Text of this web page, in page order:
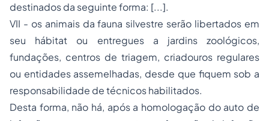
destinados da seguinte forma: [...].
VII - os animais da fauna silvestre serão libertados em
seu hábitat ou entregues a jardins zoológicos,
fundações, centros de triagem, criadouros regulares
ou entidades assemelhadas, desde que fiquem sob a
responsabilidade de técnicos habilitados.
Desta forma, não há, após a homologação do auto de